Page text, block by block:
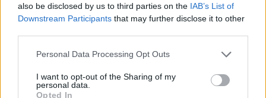
also be disclosed by us to third parties on the IAB’s List of
Downstream Participants that may further disclose it to other
Personal Data Processing Opt Outs
I want to opt-out of the Sharing of my
personal data.
Opted In